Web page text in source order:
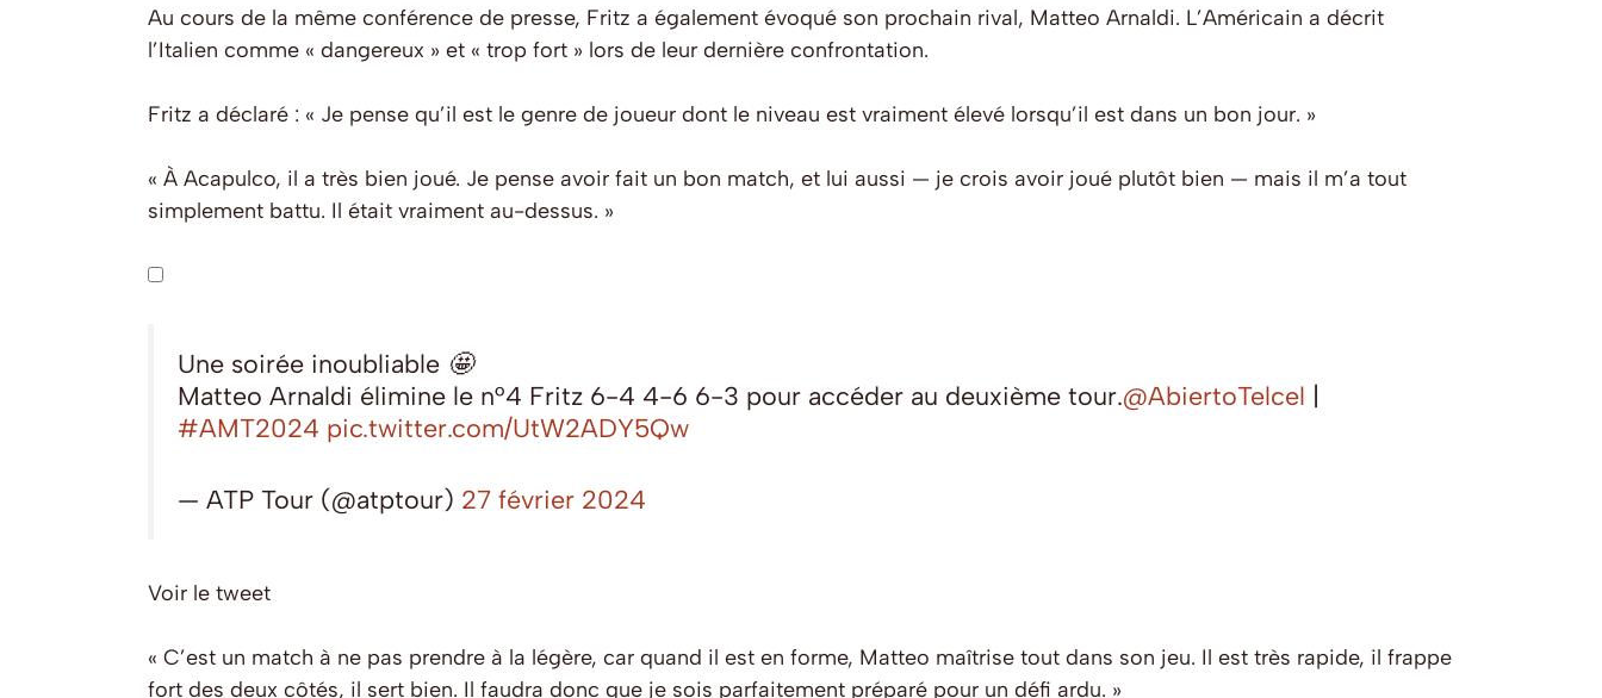
Au cours de la même conférence de presse, Fritz a également évoqué son prochain rival, Matteo Arnaldi. L’Américain a décrit
l’Italien comme « dangereux » et « trop fort » lors de leur dernière confrontation.
Fritz a déclaré : « Je pense qu’il est le genre de joueur dont le niveau est vraiment élevé lorsqu’il est dans un bon jour. »
« À Acapulco, il a très bien joué. Je pense avoir fait un bon match, et lui aussi — je crois avoir joué plutôt bien — mais il m’a tout
simplement battu. Il était vraiment au-dessus. »
Une soirée inoubliable 🤩
Matteo Arnaldi élimine le n°4 Fritz 6-4 4-6 6-3 pour accéder au deuxième tour.@AbiertoTelcel
#AMT2024 pic.twitter.com/UtW2ADY5Qw
— ATP Tour (@atptour) 27 février 2024
Voir le tweet
« C’est un match à ne pas prendre à la légère, car quand il est en forme, Matteo maîtrise tout dans son jeu. Il est très rapide, il frappe
fort des deux côtés, il sert bien. Il faudra donc que je sois parfaitement préparé pour un défi ardu. »